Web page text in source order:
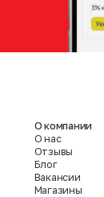
О компании
О нас
Отзывы
Блог
Вакансии
Магазины